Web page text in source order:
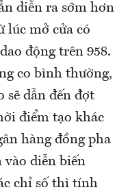
diễn ra sớm hơn
lúc mở cửa có
động trên 958.
co bình thường,
sẽ dẫn đến đợt
điểm tạo khác
hàng đồng pha
vào diễn biến
chỉ số thì tính